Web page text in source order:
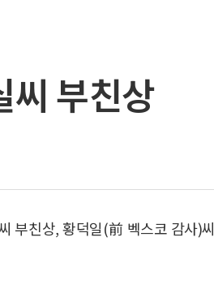
씨 부친상
부친상, 황덕일(前 벡스코 감사)씨